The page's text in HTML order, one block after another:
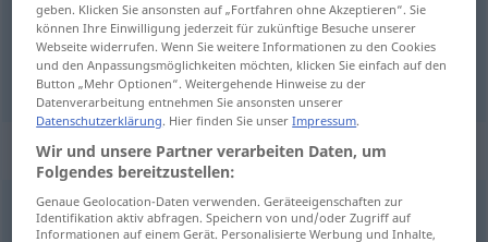
hundert → siehe „Hundert“
Beispielsätze für "hundert"
hundertEuroanzahlen
geben. Klicken Sie ansonsten auf „Fortfahren ohne Akzeptieren“. Sie
können Ihre Einwilligung jederzeit für zukünftige Besuche unserer
Webseite widerrufen. Wenn Sie weitere Informationen zu den Cookies
und den Anpassungsmöglichkeiten möchten, klicken Sie einfach auf den
Button „Mehr Optionen“. Weitergehende Hinweise zu der
Datenverarbeitung entnehmen Sie ansonsten unserer
Datenschutzerklärung. Hier finden Sie unserImpressum.
Wir und unsere Partner verarbeiten Daten, um
Folgendes bereitzustellen:
Genaue Geolocation-Daten verwenden. Geräteeigenschaften zur
Identifikation aktiv abfragen. Speichern von und/oder Zugriff auf
Informationen auf einem Gerät. Personalisierte Werbung und Inhalte,